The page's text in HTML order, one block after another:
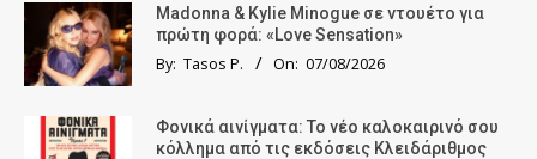
Madonna & Kylie Minogue σε ντουέτο για
πρώτη φορά: «Love Sensation»
By: Tasos P. On: 07/08/2026
Φονικά αινίγματα: Το νέο καλοκαιρινό σου
κόλλημα από τις εκδόσεις Κλειδάριθμος